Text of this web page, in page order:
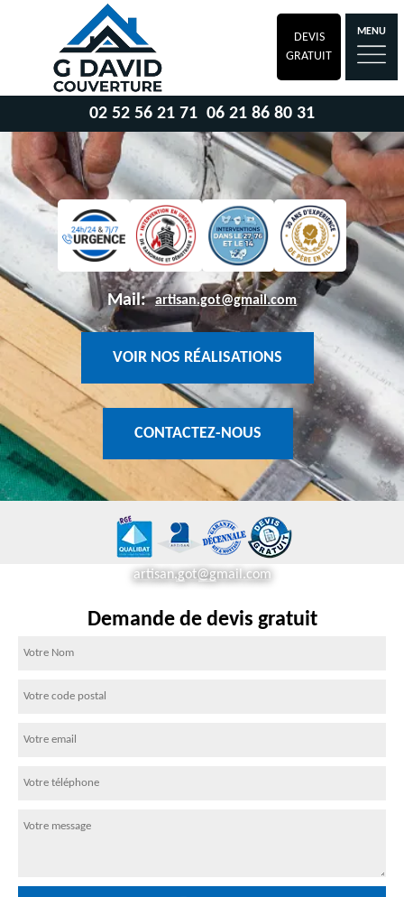
DEVIS
GRATUIT
MENU
02 52 56 21 71 06 21 86 80 31
Mail: artisan.got@gmail.com
VOIR NOS RÉALISATIONS
CONTACTEZ-NOUS
artisan.got@gmail.com
Demande de devis gratuit